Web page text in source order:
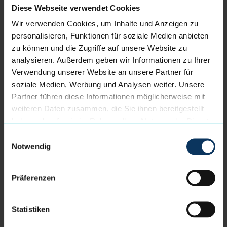
Diese Webseite verwendet Cookies
Wir verwenden Cookies, um Inhalte und Anzeigen zu
personalisieren, Funktionen für soziale Medien anbieten
zu können und die Zugriffe auf unsere Website zu
analysieren. Außerdem geben wir Informationen zu Ihrer
Verwendung unserer Website an unsere Partner für
soziale Medien, Werbung und Analysen weiter. Unsere
Partner führen diese Informationen möglicherweise mit
weiteren Daten zusammen, die Sie ihnen bereitgestellt
Notwendig
Präferenzen
Statistiken
In der vergangenen Saison hat der gebürtige Kölner
durchschnittlich 8.1 Punkte pro Spiel bei einer
starken Quote von 62.9% aus dem 2-Punkte-Bereich
gemacht. Außerdem holte er im Schnitt 3.4
Rebounds für die Eisbären.
Die Eisbären freuen sich, einen weiteren wichtigen
Spieler verlängert zu haben:
Eisbären beigetragen – auf und neben dem Feld.
eindrucksvoll zurückgekämpft und einmal mehr
bewiesen, wie vielseitig er auf den großen Positionen
Mannschaft ist. Ich freue mich sehr, dass wir den
gemeinsamen Weg fortsetzen.“, so Geschäftsführer